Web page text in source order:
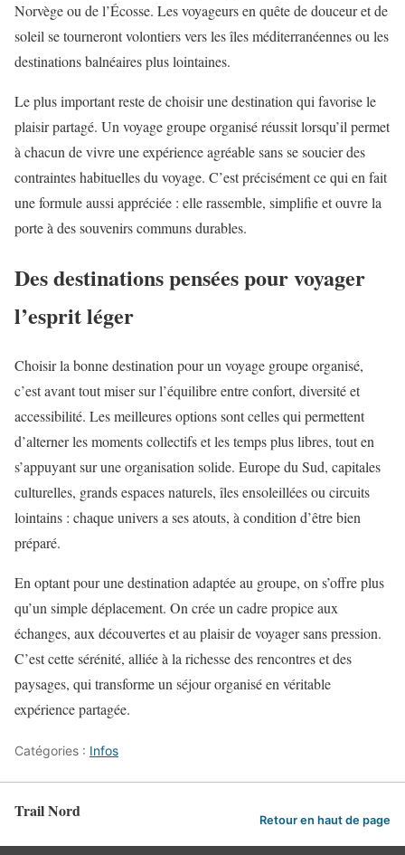
Norvège ou de l’Écosse. Les voyageurs en quête de douceur et de
soleil se tourneront volontiers vers les îles méditerranéennes ou les
destinations balnéaires plus lointaines.
Le plus important reste de choisir une destination qui favorise le
plaisir partagé. Un voyage groupe organisé réussit lorsqu’il permet
à chacun de vivre une expérience agréable sans se soucier des
contraintes habituelles du voyage. C’est précisément ce qui en fait
une formule aussi appréciée : elle rassemble, simplifie et ouvre la
porte à des souvenirs communs durables.
Des destinations pensées pour voyager
l’esprit léger
Choisir la bonne destination pour un voyage groupe organisé,
c’est avant tout miser sur l’équilibre entre confort, diversité et
accessibilité. Les meilleures options sont celles qui permettent
d’alterner les moments collectifs et les temps plus libres, tout en
s’appuyant sur une organisation solide. Europe du Sud, capitales
culturelles, grands espaces naturels, îles ensoleillées ou circuits
lointains : chaque univers a ses atouts, à condition d’être bien
préparé.
En optant pour une destination adaptée au groupe, on s’offre plus
qu’un simple déplacement. On crée un cadre propice aux
échanges, aux découvertes et au plaisir de voyager sans pression.
C’est cette sérénité, alliée à la richesse des rencontres et des
paysages, qui transforme un séjour organisé en véritable
expérience partagée.
Catégories : Infos
Trail Nord Retour en haut de page